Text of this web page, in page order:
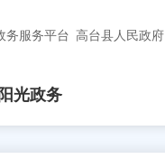
务服务平台 高台县人民政府
阳光政务